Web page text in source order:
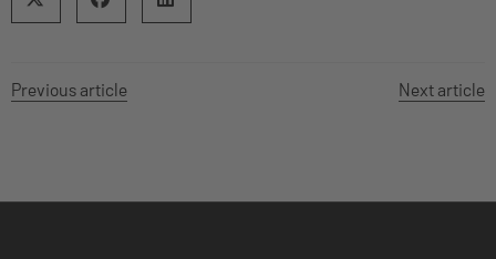
Previous article Next article